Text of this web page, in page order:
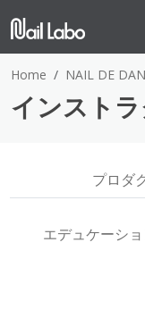
Home NAIL DE
インスト
プロダ
エデュケーシ